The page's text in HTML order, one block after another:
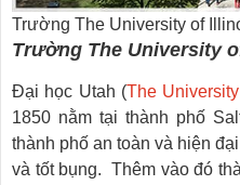
Trường The University of
Trường The University
Đại học Utah (The
1850 nằm tại thành phố
thành phố an toàn và hiện
và tốt bụng. Thêm vào đó